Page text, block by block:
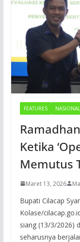
FEATURES NASIONAL
Ketika
Memutus
Maret 13, 2026
Bupati Cilacap
Kolase/
siang (13/3/2026)
seharusnya